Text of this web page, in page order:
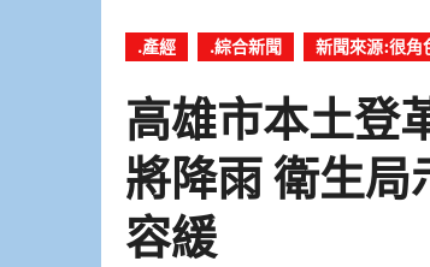
.產經 .綜合新聞 新聞來源:很角
高雄市本土登
將降雨 衛生局
容緩